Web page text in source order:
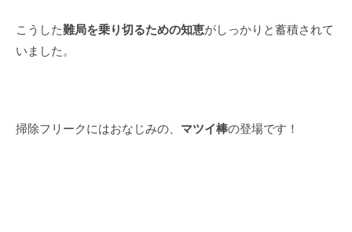
こうした難局を乗り切るための知恵がしっかりと蓄積されて
いました。
掃除フリークにはおなじみの、 マツイ棒の登場です！